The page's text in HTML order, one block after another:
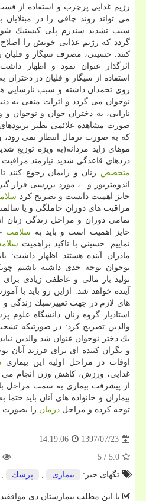
رژیم غذایی پرچرب و استفاده از
می تواند روند چاقی را در
سبب تشدید سندرم پلی كیستیك
گردد كه رژیم غذایی خویش را
كنند. حسینی، مصرف سیگار و قلیان
اثرگذار عنوان نمود و اظهار
استفاده از سیگار و قلیان در دختران
روی تخمدان داشته و سبب نارسایی
نوجوان می گردد و اثرات منفی به
نازایی، به دختران جوان و نوجوان و
صورت مشاهده علائمی نظیر
كه به صورت نرمال انتظار نمی
موهای زاید مردانه(به ویژه توزیع
دردهای قاعدگی شدید نیازمند مراقبت
متخصص زنان و زایمان رجوع كنند
اندومتریوز و...، مورد بررسی قرار
حایز اهمیت دانست و تصریح كرد
مراقبت های دوران حاملگی و یا
تمامی دوران و مراحل زندگی زنان
حایز اهمیت است و باید به سلامت
نماییم. حسینی با تاكید براهمیت
مادران آینده هستند اظهار داشت:
نوجوان توجه جدی داشته باشیم
تولید بار مالی و عاطفی زیادی برای
آینده خواهد شد. ازاین رو باید با
های لازم در جهت تغییرسبك زندگی و
استادیار گروه زنان دانشگاه
والدین تصریح كرد: در صورتیكه
یك دختر نوجوان عنوان شد والدین
و نگران كننده ای برای فرزند آنان
اوقات در مراحل اولیه این بیماری
غذایی، ورزش، كاهش وزن انجام می
از پیشرفت بیماری به سمت مراحل
بیماران و خانواده های آنان باید
توجه كرده و مراحل درمان را بصورت
1397/07/23
14:19:06
5.0
/
5
تگهای خبر:
بیماری , پزشك ,
با این مطلب بیمارستان دی